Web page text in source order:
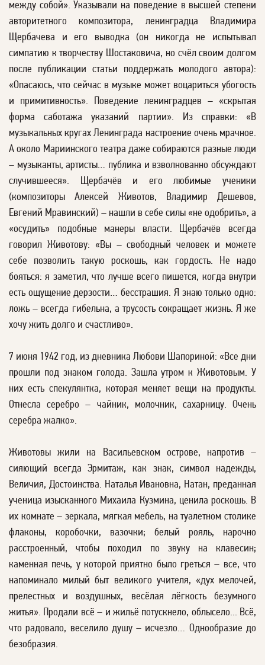
между собой». Указывали на поведение в высшей степени
авторитетного композитора, ленинградца Владимира
Щербачева и его выводка (он никогда не испытывал
симпатию к творчеству Шостаковича, но счёл своим долгом
после публикации статьи поддержать молодого автора):
«Опасаюсь, что сейчас в музыке может воцариться убогость
и примитивность». Поведение ленинградцев – «скрытая
форма саботажа указаний партии». Из справки: «В
музыкальных кругах Ленинграда настроение очень мрачное.
А около Мариинского театра даже собираются разные люди
– музыканты, артисты… публика и взволнованно обсуждают
случившееся». Щербачёв и его любимые ученики
(композиторы Алексей Животов, Владимир Дешевов,
Евгений Мравинский) – нашли в себе силы «не одобрить», а
«осудить» подобные манеры власти. Щербачёв всегда
говорил Животову: «Вы – свободный человек и можете
себе позволить такую роскошь, как гордость. Не надо
бояться: я заметил, что лучше всего пишется, когда внутри
есть ощущение дерзости… бесстрашия. Я знаю только одно:
ложь – всегда гибельна, а трусость сокращает жизнь. Я же
хочу жить долго и счастливо».
7 июня 1942 год, из дневника Любови Шапориной: «Все дни
прошли под знаком голода. Зашла утром к Животовым. У
них есть спекулянтка, которая меняет вещи на продукты.
Отнесла серебро – чайник, молочник, сахарницу. Очень
серебра жалко».
Животовы жили на Васильевском острове, напротив –
сияющий всегда Эрмитаж, как знак, символ надежды,
Величия, Достоинства. Наталья Ивановна, Натан, преданная
ученица изысканного Михаила Кузмина, ценила роскошь. В
их комнате – зеркала, мягкая мебель, на туалетном столике
флаконы, коробочки, вазочки; белый рояль, нарочно
расстроенный, чтобы походил по звуку на клавесин;
каменная печь, у которой приятно было греться – все, что
напоминало милый быт великого учителя, «дух мелочей,
прелестных и воздушных, весёлая лёгкость безумного
житья». Продали всё – и жильё потускнело, облысело... Всё,
что радовало, веселило душу – исчезло… Однообразие до
безобразия.